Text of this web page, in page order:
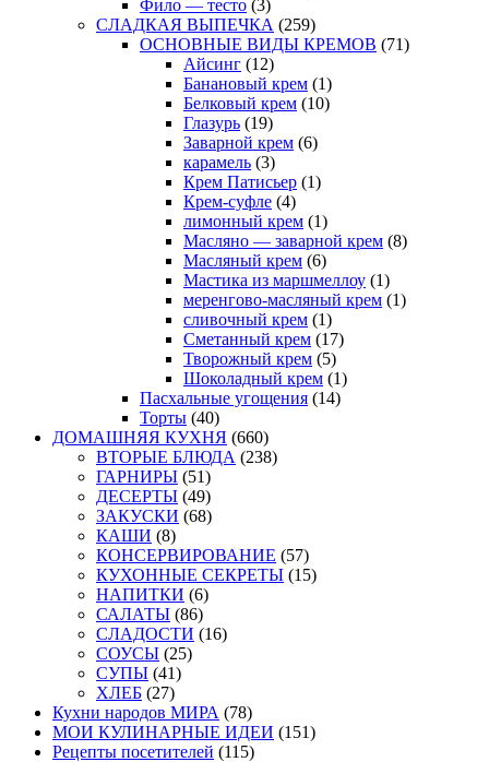
Фило — тесто (3)
СЛАДКАЯ ВЫПЕЧКА (259)
ОСНОВНЫЕ ВИДЫ КРЕМОВ (71)
Айсинг (12)
Банановый крем (1)
Белковый крем (10)
Глазурь (19)
Заварной крем (6)
карамель (3)
Крем Патисьер (1)
Крем-суфле (4)
лимонный крем (1)
Масляно — заварной крем (8)
Масляный крем (6)
Мастика из маршмеллоу (1)
меренгово-масляный крем (1)
сливочный крем (1)
Сметанный крем (17)
Творожный крем (5)
Шоколадный крем (1)
Пасхальные угощения (14)
Торты (40)
ДОМАШНЯЯ КУХНЯ (660)
ВТОРЫЕ БЛЮДА (238)
ГАРНИРЫ (51)
ДЕСЕРТЫ (49)
ЗАКУСКИ (68)
КАШИ (8)
КОНСЕРВИРОВАНИЕ (57)
КУХОННЫЕ СЕКРЕТЫ (15)
НАПИТКИ (6)
САЛАТЫ (86)
СЛАДОСТИ (16)
СОУСЫ (25)
СУПЫ (41)
ХЛЕБ (27)
Кухни народов МИРА (78)
МОИ КУЛИНАРНЫЕ ИДЕИ (151)
Рецепты посетителей (115)